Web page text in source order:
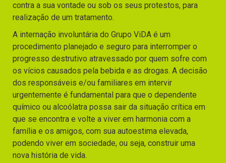
contra a sua vontade ou sob os seus protestos, para
realização de um tratamento.
A internação involuntária do Grupo ViDA é um
procedimento planejado e seguro para interromper o
progresso destrutivo atravessado por quem sofre com
os vícios causados pela bebida e as drogas. A decisão
dos responsáveis e/ou familiares em intervir
urgentemente é fundamental para que o dependente
químico ou alcoólatra possa sair da situação crítica em
que se encontra e volte a viver em harmonia com a
família e os amigos, com sua autoestima elevada,
podendo viver em sociedade, ou seja, construir uma
nova história de vida.